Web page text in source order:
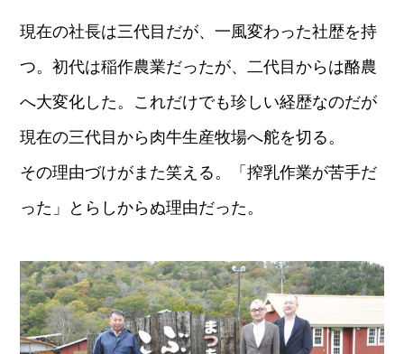
現在の社長は三代目だが、一風変わった社歴を持
つ。初代は稲作農業だったが、二代目からは酪農
へ大変化した。これだけでも珍しい経歴なのだが
現在の三代目から肉牛生産牧場へ舵を切る。
その理由づけがまた笑える。「搾乳作業が苦手だ
った」とらしからぬ理由だった。